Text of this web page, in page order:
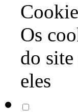
Os
do
eles